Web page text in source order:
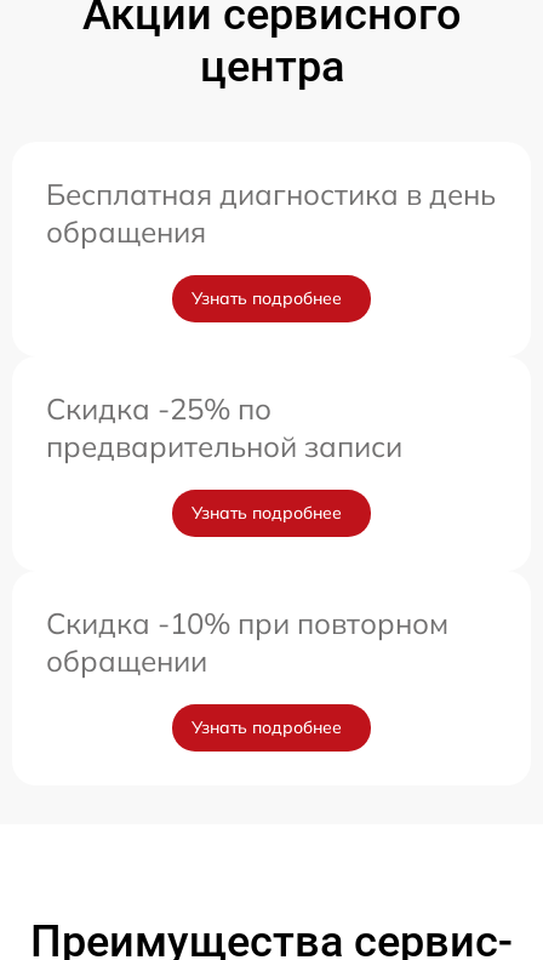
Акции сервисного
центра
Бесплатная диагностика в день
обращения
Узнать подробнее
Скидка -25% по
предварительной записи
Узнать подробнее
Скидка -10% при повторном
обращении
Узнать подробнее
Преимущества сервис-